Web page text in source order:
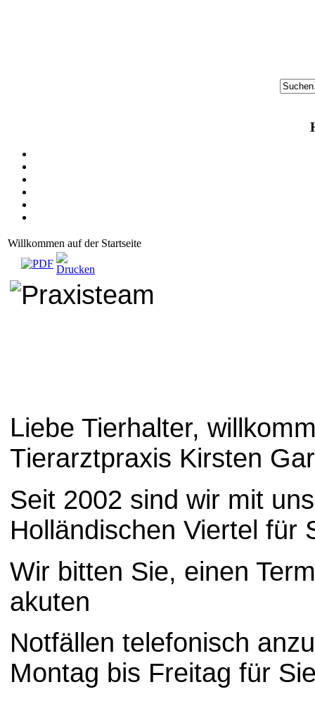
Willkommen auf der Startseite
Liebe Tierhalter,
Tierarztpraxis Kirsten
Seit 2002 sind wir mit
Holländischen Viertel für
Wir bitten Sie, einen
akuten
Notfällen telefonisch
Montag bis Freitag für